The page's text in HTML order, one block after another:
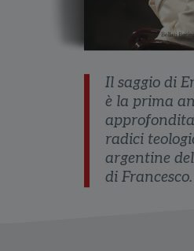
Il saggio di
è la prima
radici
argentine
di Francesco.